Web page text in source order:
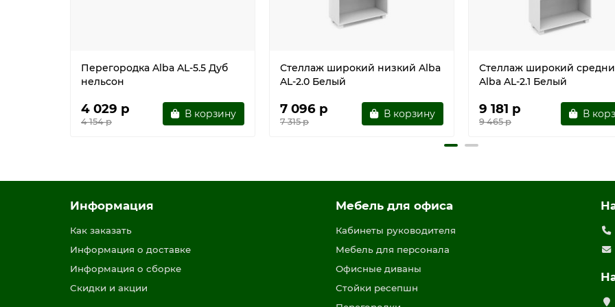
Перегородка Alba AL-5.5 Дуб
нельсон
4 029 р
4 154 р
В корзину
Стеллаж широкий низкий Alba
AL-2.0 Белый
7 096 р
7 315 р
В корзину
Стеллаж широкий
Alba AL-2.1 Белый
9 181 р
9 465 р
В
Информация
Как заказать
Информация о доставке
Информация о сборке
Скидки и акции
Мебель для офиса
Кабинеты руководителя
Мебель для персонала
Офисные диваны
Стойки ресепшн